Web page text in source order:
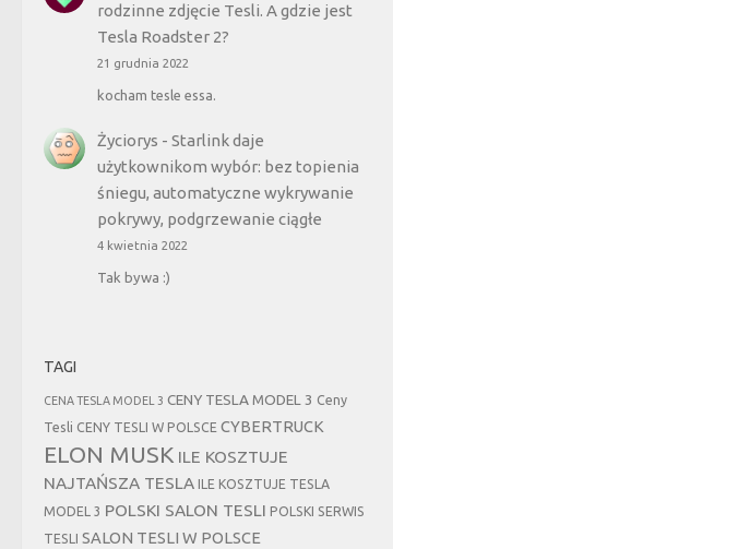
rodzinne zdjęcie Tesli. A gdzie jest
Tesla Roadster 2?
21 grudnia 2022
kocham tesle essa.
Życiorys - Starlink daje
użytkownikom wybór: bez topienia
śniegu, automatyczne wykrywanie
pokrywy, podgrzewanie ciągłe
4 kwietnia 2022
Tak bywa :)
TAGI
CENA TESLA MODEL 3 CENY TESLA MODEL 3 Ceny
Tesli CENY TESLI W POLSCE CYBERTRUCK
ELON MUSK ILE KOSZTUJE
NAJTAŃSZA TESLA
ILE KOSZTUJE TESLA
MODEL 3 POLSKI SALON TESLI POLSKI SERWIS
TESLI
SALON TESLI W POLSCE